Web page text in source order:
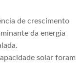
de crescimento
da energia
solar foram